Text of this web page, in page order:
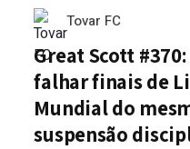
Tovar FC
Great Scott
falhar finais de
Mundial do
suspensão